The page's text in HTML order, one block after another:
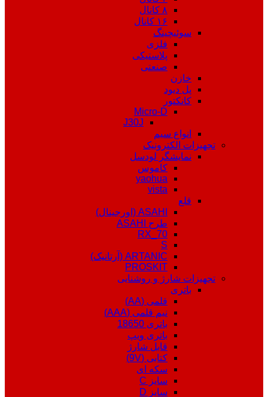
۸ کانال
۱۶ کانال
سوئیچینگ
فلزی
پلاستیکی
صنعتی
خازن
پل دیود
کانکتور
Micro-D
J30J
انواع سیم
تجهیزات الکترونیک
نمایشگر لودسل
کاموس
yaohua
vista
قلع
ASAHI (اورجینال)
طرح ASAHI
RX_70
S
ARTANIC (آرتانیک)
PROSKIT
تجهیزات شارژ و روشنایی
باتری
قلمی (AA)
نیم قلمی (AAA)
باتری 18650
باتری ویپ
قابل شارژ
کتابی (9V)
سکه ای
سایز C
سایز D